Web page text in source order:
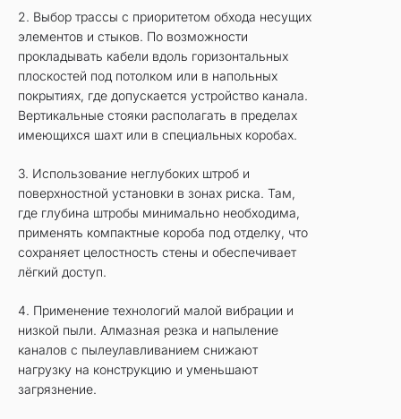
2. Выбор трассы с приоритетом обхода несущих
элементов и стыков. По возможности
прокладывать кабели вдоль горизонтальных
плоскостей под потолком или в напольных
покрытиях, где допускается устройство канала.
Вертикальные стояки располагать в пределах
имеющихся шахт или в специальных коробах.
3. Использование неглубоких штроб и
поверхностной установки в зонах риска. Там,
где глубина штробы минимально необходима,
применять компактные короба под отделку, что
сохраняет целостность стены и обеспечивает
лёгкий доступ.
4. Применение технологий малой вибрации и
низкой пыли. Алмазная резка и напыление
каналов с пылеулавливанием снижают
нагрузку на конструкцию и уменьшают
загрязнение.